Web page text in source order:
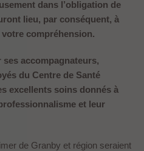
dans l’obligation de
lieu, par conséquent, à
compréhension.
accompagnateurs,
du Centre de Santé
excellents soins donnés à
et leur
de Granby et région seraient